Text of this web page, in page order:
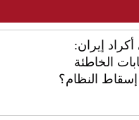
إيران:
الخاطئة
النظام؟